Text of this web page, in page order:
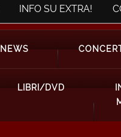
INFO SU EXTRA!
NEWS
LIBRI/DVD